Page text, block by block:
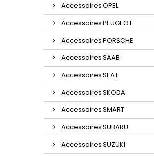
Accessoires OPEL
Accessoires PEUGEOT
Accessoires PORSCHE
Accessoires SAAB
Accessoires SEAT
Accessoires SKODA
Accessoires SMART
Accessoires SUBARU
Accessoires SUZUKI